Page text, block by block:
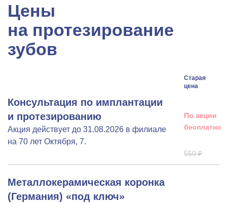
Цены
на протезирование
зубов
Старая
цена
Консультация по имплантации
и протезированию
Акция действует до 31.08.2026 в филиале
на 70 лет Октября, 7.
По акции
бесплатно
550 ₽
Металлокерамическая коронка
(Германия) «под ключ»